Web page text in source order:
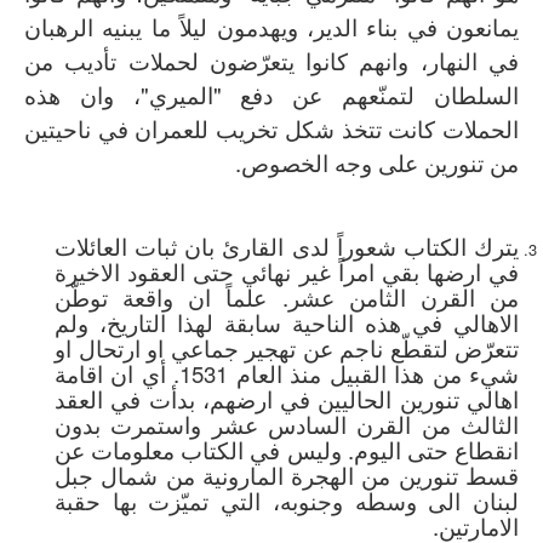
يمانعون في بناء الدير، ويهدمون ليلاً ما يبنيه الرهبان
في النهار، وانهم كانوا يتعرّضون لحملات تأديب من
السلطان لتمنّعهم عن دفع "الميري"، وان هذه
الحملات كانت تتخذ شكل تخريب للعمران في ناحيتين
من تنورين على وجه الخصوص.
يترك الكتاب شعوراً لدى القارئ بان ثبات العائلات
في ارضها بقي امراً غير نهائي حتى العقود الاخيرة
من القرن الثامن عشر. علماً ان واقعة توطّن
الاهالي في هذه الناحية سابقة لهذا التاريخ، ولم
تتعرّض لتقطّع ناجم عن تهجير جماعي او ارتحال او
شيء من هذا القبيل منذ العام 1531. أي ان اقامة
اهالي تنورين الحاليين في ارضهم، بدأت في العقد
الثالث من القرن السادس عشر واستمرت بدون
انقطاع حتى اليوم. وليس في الكتاب معلومات عن
قسط تنورين من الهجرة المارونية من شمال جبل
لبنان الى وسطه وجنوبه، التي تميّزت بها حقبة
الامارتين.